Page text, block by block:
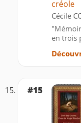
créole
Cécile
en trois
raconte
#15